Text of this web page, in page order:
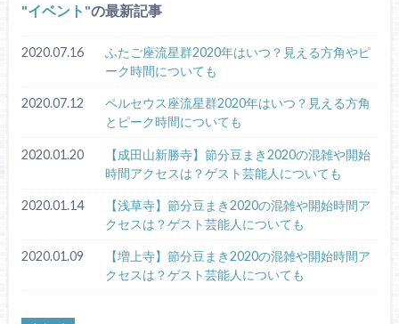
イベント の最新記事
2020.07.16
ふたご座流星群2020年はいつ？見える方角やピ
ーク時間についても
2020.07.12
ペルセウス座流星群2020年はいつ？見える方角
とピーク時間についても
2020.01.20
【成田山新勝寺】節分豆まき2020の混雑や開始
時間アクセスは？ゲスト芸能人についても
2020.01.14
【浅草寺】節分豆まき2020の混雑や開始時間ア
クセスは？ゲスト芸能人についても
2020.01.09
【増上寺】節分豆まき2020の混雑や開始時間ア
クセスは？ゲスト芸能人についても